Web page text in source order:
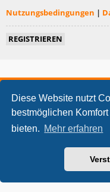
Diese Website nutzt
bestmöglichen
bieten. Mehr erfahren
Nutzungsbedingungen |
REGISTRIEREN
metrolike style by Eric
Powered byphpBB
Deutsche